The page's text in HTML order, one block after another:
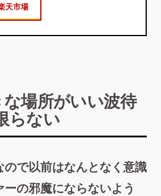
天市場
な場所がいい波待
らない
ので以前はなんとなく意識
の邪魔にならないよう